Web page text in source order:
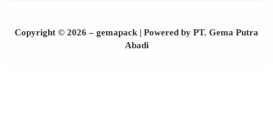
Copyright © 2026 – gemapack | Powered by PT. Gema Putra
Abadi